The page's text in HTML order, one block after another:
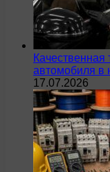
автомобиля в
17.07.2026